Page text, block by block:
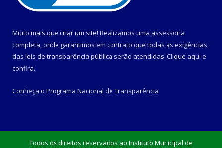
Muito mais que criar um site! Realizamos uma assessoria
completa, onde garantimos em contrato que todas as exigências
das leis de transparência pública serão atendidas. Clique aqui e
confira.
Conheça o Programa Nacional de Transparência
Todos os direitos reservados ao Instituto Municipal de